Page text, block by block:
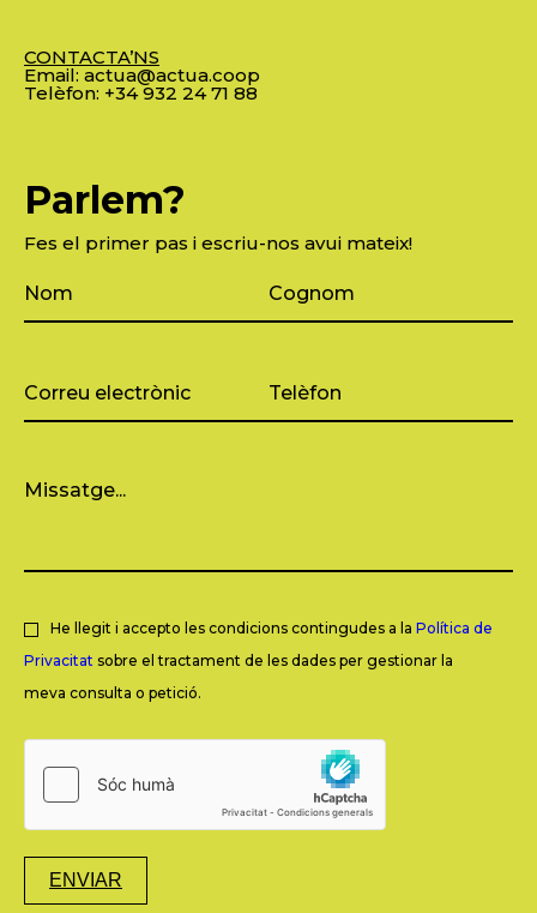
CONTACTA’NS
Email: actua@actua.coop
Telèfon: +34 932 24 71 88
Parlem?
Fes el primer pas i escriu-nos avui mateix!
He llegit i accepto les condicions contingudes a la Política de
Privacitat sobre el tractament de les dades per gestionar la
meva consulta o petició.
ENVIAR